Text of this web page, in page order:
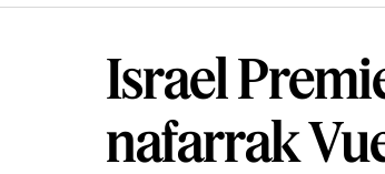
Israel
nafarrak